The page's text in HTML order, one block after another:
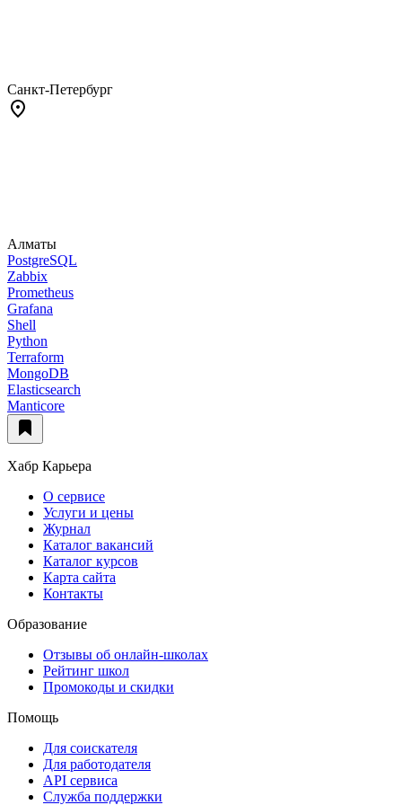
Санкт-Петербург
Алматы
PostgreSQL
Zabbix
Prometheus
Grafana
Shell
Python
Terraform
MongoDB
Elasticsearch
Manticore
Хабр Карьера
О сервисе
Услуги и цены
Журнал
Каталог вакансий
Каталог курсов
Карта сайта
Контакты
Образование
Отзывы об онлайн-школах
Рейтинг школ
Промокоды и скидки
Помощь
Для соискателя
Для работодателя
API сервиса
Служба поддержки